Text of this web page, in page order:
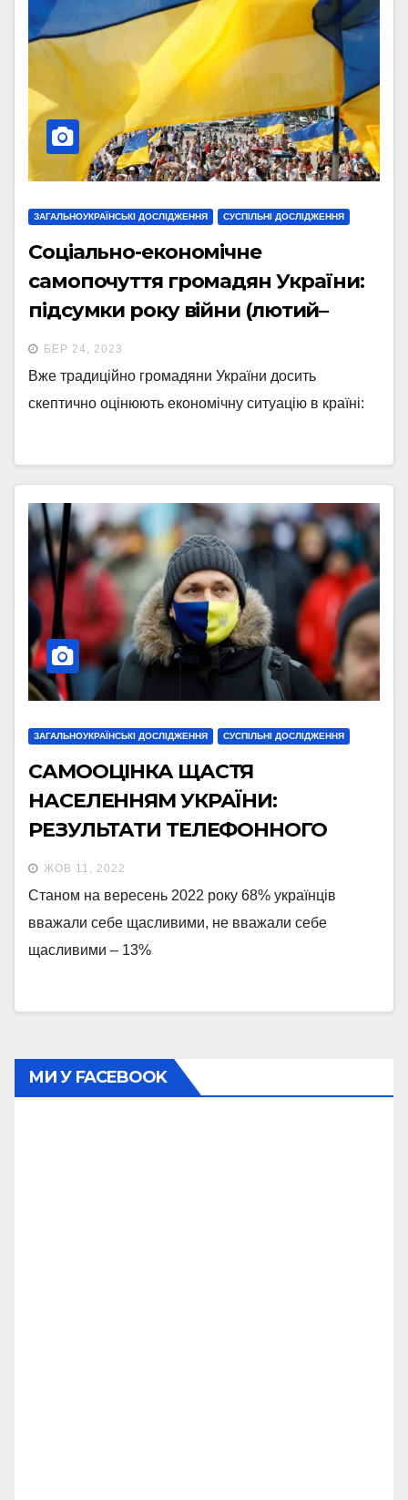
ЗАГАЛЬНОУКРАЇНСЬКІ ДОСЛІДЖЕННЯ СУСПІЛЬНІ ДОСЛІДЖЕННЯ
Соціально-економічне
самопочуття громадян України:
підсумки року війни (лютий–
березень 2023р.)
БЕР 24, 2023
Вже традиційно громадяни України досить
скептично оцінюють економічну ситуацію в країні:
ЗАГАЛЬНОУКРАЇНСЬКІ ДОСЛІДЖЕННЯ СУСПІЛЬНІ ДОСЛІДЖЕННЯ
САМООЦІНКА ЩАСТЯ
НАСЕЛЕННЯМ УКРАЇНИ:
РЕЗУЛЬТАТИ ТЕЛЕФОННОГО
ОПИТУВАННЯ, ПРОВЕДЕНОГО 7-
13 ВЕРЕСНЯ 2022 РОКУ
ЖОВ 11, 2022
Станом на вересень 2022 року 68% українців
вважали себе щасливими, не вважали себе
щасливими – 13%
МИ У FACEBOOK